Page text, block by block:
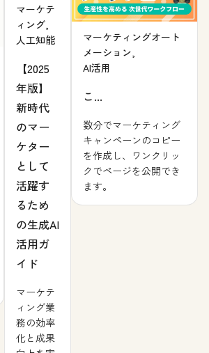
マーケテ
ィング,
人工知能
【2025
年版】
新時代
のマー
ケター
として
活躍す
るため
の生成AI
活用ガ
イド
マーケテ
ィング業
務の効率
化と成果
マーケティングオート
メーション,
AI活用
こ...
数分でマーケティング
キャンペーンのコピー
を作成し、ワンクリッ
クでページを公開でき
ます。